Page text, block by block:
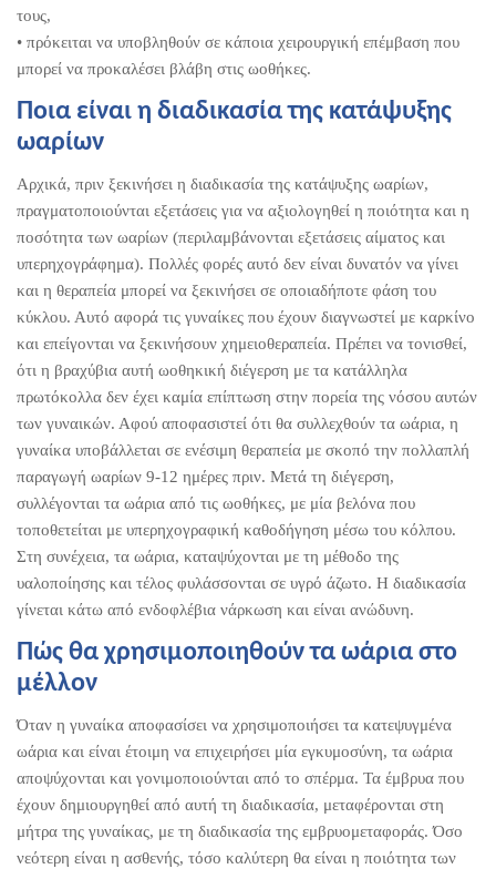
τους,
• πρόκειται να υποβληθούν σε κάποια χειρουργική επέμβαση που
μπορεί να προκαλέσει βλάβη στις ωοθήκες.
Ποια είναι η διαδικασία της κατάψυξης
ωαρίων
Αρχικά, πριν ξεκινήσει η διαδικασία της κατάψυξης ωαρίων,
πραγματοποιούνται εξετάσεις για να αξιολογηθεί η ποιότητα και η
ποσότητα των ωαρίων (περιλαμβάνονται εξετάσεις αίματος και
υπερηχογράφημα). Πολλές φορές αυτό δεν είναι δυνατόν να γίνει
και η θεραπεία μπορεί να ξεκινήσει σε οποιαδήποτε φάση του
κύκλου. Αυτό αφορά τις γυναίκες που έχουν διαγνωστεί με καρκίνο
και επείγονται να ξεκινήσουν χημειοθεραπεία. Πρέπει να τονισθεί,
ότι η βραχύβια αυτή ωοθηκική διέγερση με τα κατάλληλα
πρωτόκολλα δεν έχει καμία επίπτωση στην πορεία της νόσου αυτών
των γυναικών. Αφού αποφασιστεί ότι θα συλλεχθούν τα ωάρια, η
γυναίκα υποβάλλεται σε ενέσιμη θεραπεία με σκοπό την πολλαπλή
παραγωγή ωαρίων 9-12 ημέρες πριν. Μετά τη διέγερση,
συλλέγονται τα ωάρια από τις ωοθήκες, με μία βελόνα που
τοποθετείται με υπερηχογραφική καθοδήγηση μέσω του κόλπου.
Στη συνέχεια, τα ωάρια, καταψύχονται με τη μέθοδο της
υαλοποίησης και τέλος φυλάσσονται σε υγρό άζωτο. Η διαδικασία
γίνεται κάτω από ενδοφλέβια νάρκωση και είναι ανώδυνη.
Πώς θα χρησιμοποιηθούν τα ωάρια στο
μέλλον
Όταν η γυναίκα αποφασίσει να χρησιμοποιήσει τα κατεψυγμένα
ωάρια και είναι έτοιμη να επιχειρήσει μία εγκυμοσύνη, τα ωάρια
αποψύχονται και γονιμοποιούνται από το σπέρμα. Τα έμβρυα που
έχουν δημιουργηθεί από αυτή τη διαδικασία, μεταφέρονται στη
μήτρα της γυναίκας, με τη διαδικασία της εμβρυομεταφοράς. Όσο
νεότερη είναι η ασθενής, τόσο καλύτερη θα είναι η ποιότητα των